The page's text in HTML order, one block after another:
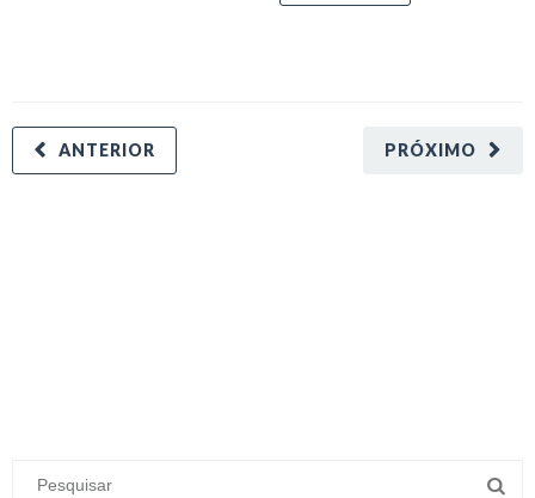
PRÓXIMO
ANTERIOR